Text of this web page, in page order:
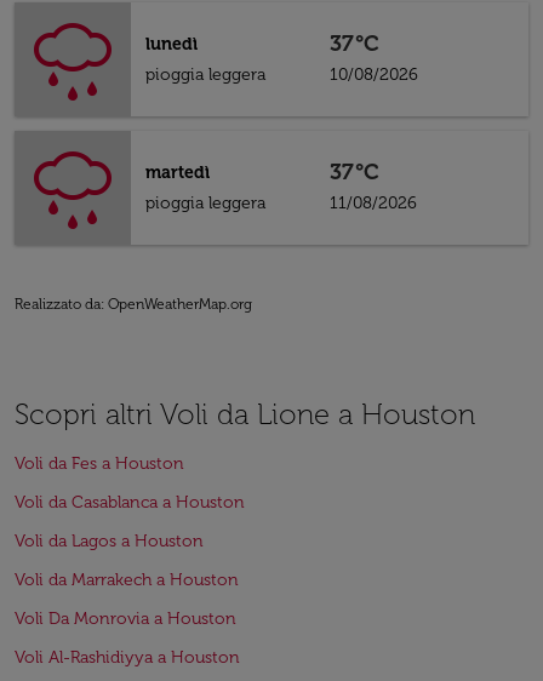
lunedì
pioggia leggera
37°C
10/08/2026
martedì
pioggia leggera
37°C
11/08/2026
Realizzato da: OpenWeatherMap.org
Scopri altri Voli da Lione a Houston
Voli da Fes a Houston
Voli da Casablanca a Houston
Voli da Lagos a Houston
Voli da Marrakech a Houston
Voli Da Monrovia a Houston
Voli Al-Rashidiyya a Houston